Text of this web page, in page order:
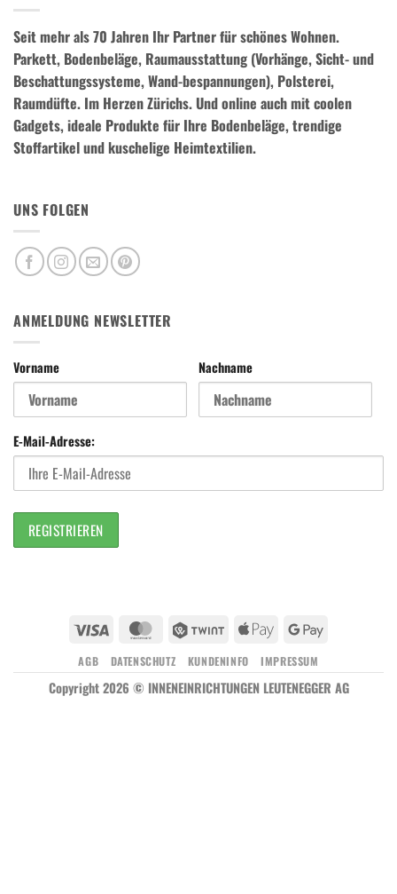
Seit mehr als 70 Jahren Ihr Partner für schönes Wohnen.
Parkett, Bodenbeläge, Raumausstattung (Vorhänge, Sicht- und
Beschattungssysteme, Wand-bespannungen), Polsterei,
Raumdüfte. Im Herzen Zürichs. Und online auch mit coolen
Gadgets, ideale Produkte für Ihre Bodenbeläge, trendige
Stoffartikel und kuschelige Heimtextilien.
UNS FOLGEN
ANMELDUNG NEWSLETTER
Vorname Nachname
E-Mail-Adresse:
Visa MasterCard Twint
Apple
Google
AGB DATENSCHUTZ KUNDENINFO IMPRESSUM
Copyright 2026 © INNENEINRICHTUNGEN LEUTENEGGER AG